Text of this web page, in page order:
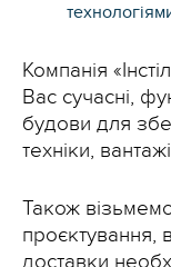
Компанія
Вас сучасні,
будови для
техніки,
Також
проєктування,
доставки